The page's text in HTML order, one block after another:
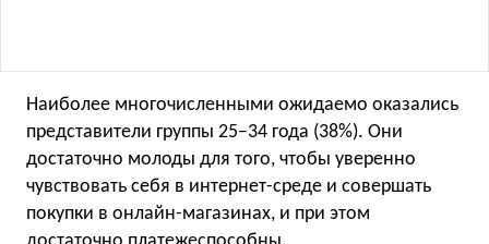
Наиболее многочисленными ожидаемо оказались
представители группы 25−34 года (38%). Они
достаточно молоды для того, чтобы уверенно
чувствовать себя в интернет-среде и совершать
покупки в онлайн-магазинах, и при этом